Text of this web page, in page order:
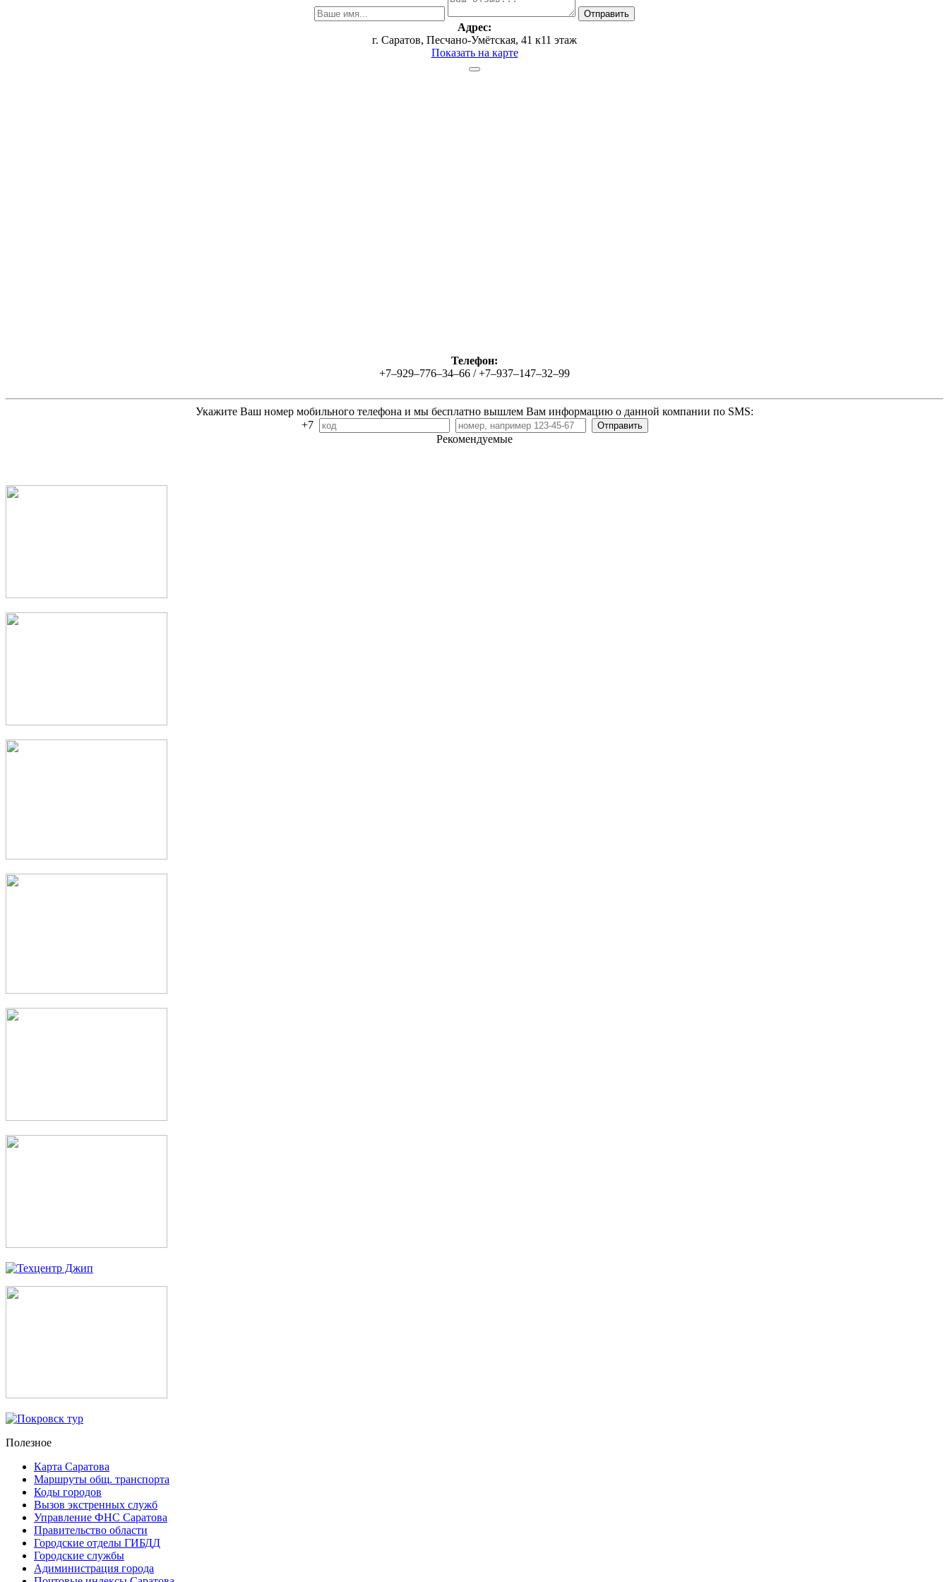
Адрес:
г. Саратов, ​Песчано-Умётская, 41 к1​1 этаж
Показать на карте
Телефон:
+7‒929‒776‒34‒66 / +7‒937‒147‒32‒99
Укажите Ваш номер мобильного телефона и мы бесплатно вышлем Вам информацию о данной компании по SMS:
+7
Рекомендуемые
Полезное
Карта Саратова
Маршруты общ. транспорта
Коды городов
Вызов экстренных служб
Управление ФНС Саратова
Правительство области
Городские отделы ГИБДД
Городские службы
Адиминистрация города